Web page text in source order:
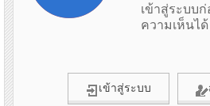
เข้าสู่ระบบ
ความเห็นได้
เข้าสู่ระบบ